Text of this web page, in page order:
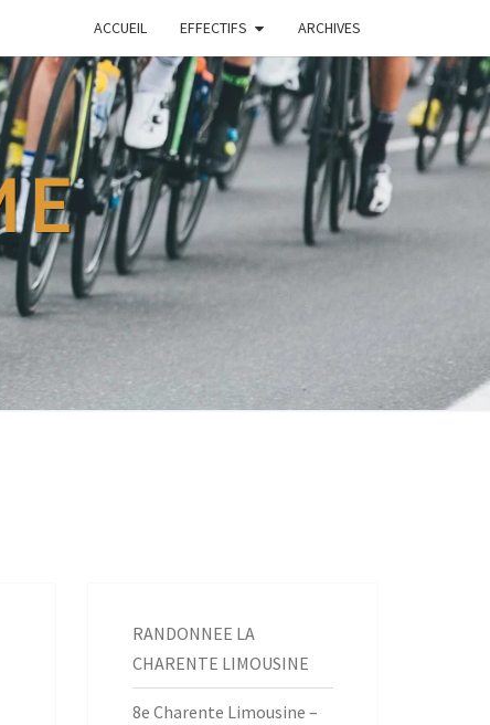
ACCUEIL EFFECTIFS ARCHIVES
RANDONNEE LA
CHARENTE LIMOUSINE
8e Charente Limousine –